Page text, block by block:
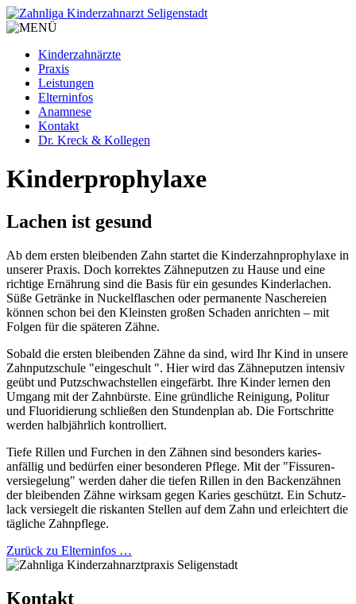
Kinderzahnärzte
Praxis
Leistungen
Elterninfos
Anamnese
Kontakt
Dr. Kreck & Kollegen
Kinderprophylaxe
Lachen ist gesund
Ab dem ersten bleibenden Zahn startet die Kinder­zahn­prophy­laxe in
unserer Praxis. Doch korrektes Zähne­putzen zu Hause und eine
richtige Ernährung sind die Basis für ein gesundes Kinder­lachen.
Süße Getränke in Nuckel­flaschen oder perma­nente Nasche­reien
können schon bei den Klein­sten großen Schaden anrichten – mit
Folgen für die späteren Zähne.
Sobald die ersten blei­benden Zähne da sind, wird Ihr Kind in unsere
Zahn­putz­schule "einge­schult ". Hier wird das Zähn­eputzen intensiv
geübt und Putz­schwach­stellen einge­färbt. Ihre Kinder lernen den
Umgang mit der Zahn­bürste. Eine gründ­liche Reini­gung, Politur
und Fluori­dierung schließen den Stunden­plan ab. Die Fort­schritte
werden halb­jährlich kontrol­liert.
Tiefe Rillen und Furchen in den Zähnen sind besonders karies­
anfällig und bedür­fen einer besonderen Pflege. Mit der "Fissuren­
versiege­lung" werden daher die tiefen Rillen in den Backen­zähnen
der blei­benden Zähne wirksam gegen Karies geschützt. Ein Schutz­
lack versie­gelt die riskanten Stellen auf dem Zahn und erleich­tert die
tägliche Zahn­pflege.
Zurück zu Elterninfos …
Kontakt